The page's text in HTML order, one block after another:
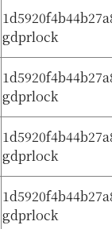
gdprlock
gdprlock
gdprlock
gdprlock